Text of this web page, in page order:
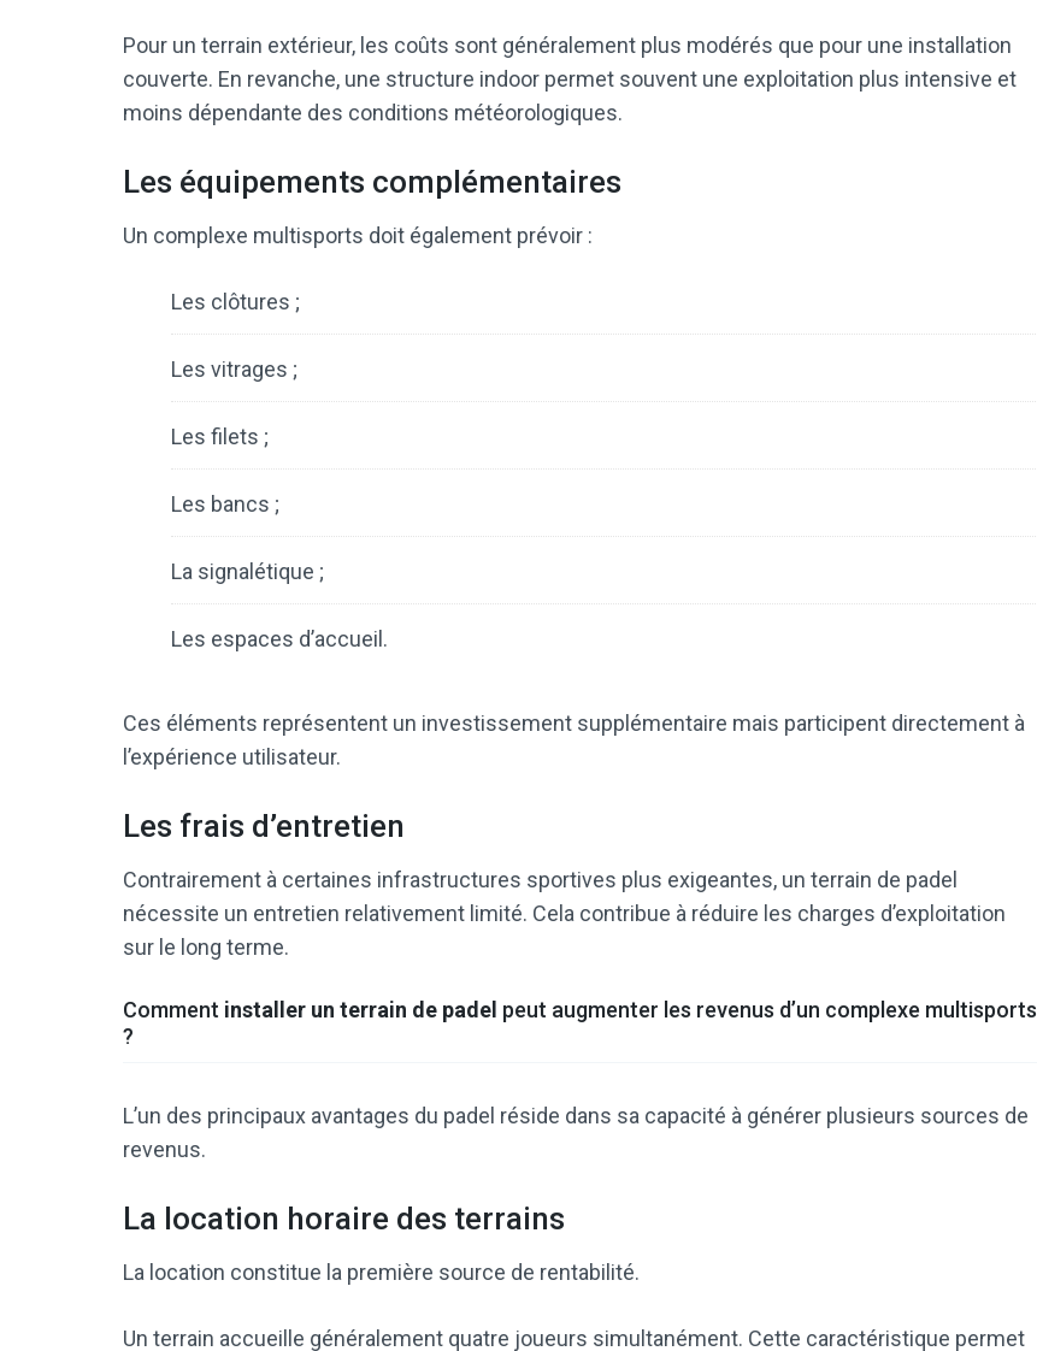
Pour un terrain extérieur, les coûts sont généralement plus modérés que pour une installation
couverte. En revanche, une structure indoor permet souvent une exploitation plus intensive et
moins dépendante des conditions météorologiques.
Les équipements complémentaires
Un complexe multisports doit également prévoir :
Les clôtures ;
Les vitrages ;
Les filets ;
Les bancs ;
La signalétique ;
Les espaces d’accueil.
Ces éléments représentent un investissement supplémentaire mais participent directement à
l’expérience utilisateur.
Les frais d’entretien
Contrairement à certaines infrastructures sportives plus exigeantes, un terrain de padel
nécessite un entretien relativement limité. Cela contribue à réduire les charges d’exploitation
sur le long terme.
Comment installer un terrain de padel peut augmenter les revenus d’un complexe multisports
?
L’un des principaux avantages du padel réside dans sa capacité à générer plusieurs sources de
revenus.
La location horaire des terrains
La location constitue la première source de rentabilité.
Un terrain accueille généralement quatre joueurs simultanément. Cette caractéristique permet